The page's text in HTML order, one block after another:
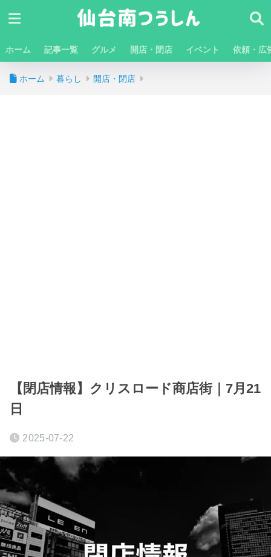
ホーム 記事一覧 グルメ 開店・閉店 イベント 依頼・広
ホーム 暮らし 開店・閉店
【閉店情報】クリスロード商店街｜7月21
日
2025-07-22